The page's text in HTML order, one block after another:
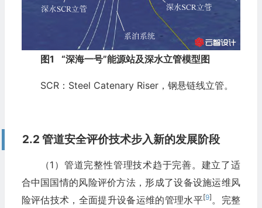
图1 “深海一号”能源站及深水立管模型图
SCR：Steel Catenary Riser，钢悬链线立管。
2.2 管道安全评价技术步入新的发展阶段
（1）管道完整性管理技术趋于完善。建立了适
合中国国情的风险评价方法，形成了设备设施运维风
险评估技术，全面提升设备运维的管理水平[9]。完整